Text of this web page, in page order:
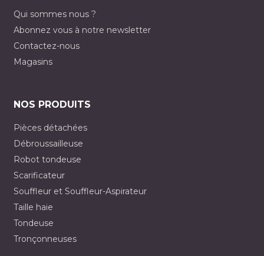
Qui sommes nous ?
Abonnez vous à notre newsletter
Contactez-nous
Magasins
NOS PRODUITS
Pièces détachées
Débroussailleuse
Robot tondeuse
Scarificateur
Souffleur et Souffleur-Aspirateur
Taille haie
Tondeuse
Tronçonneuses